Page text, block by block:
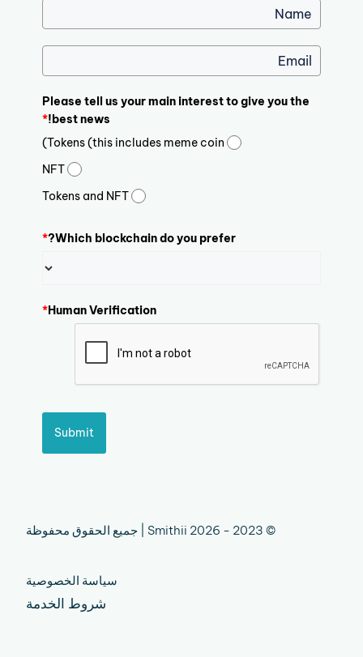
Please tell us your main interest to give you the
best news!
*
Tokens (this includes meme coin)
NFT
Tokens and NFT
Which blockchain do you prefer?
*
Human Verification
*
Submit
© 2023 - 2026 Smithii | جميع الحقوق محفوظة
سياسة الخصوصية
شروط الخدمة